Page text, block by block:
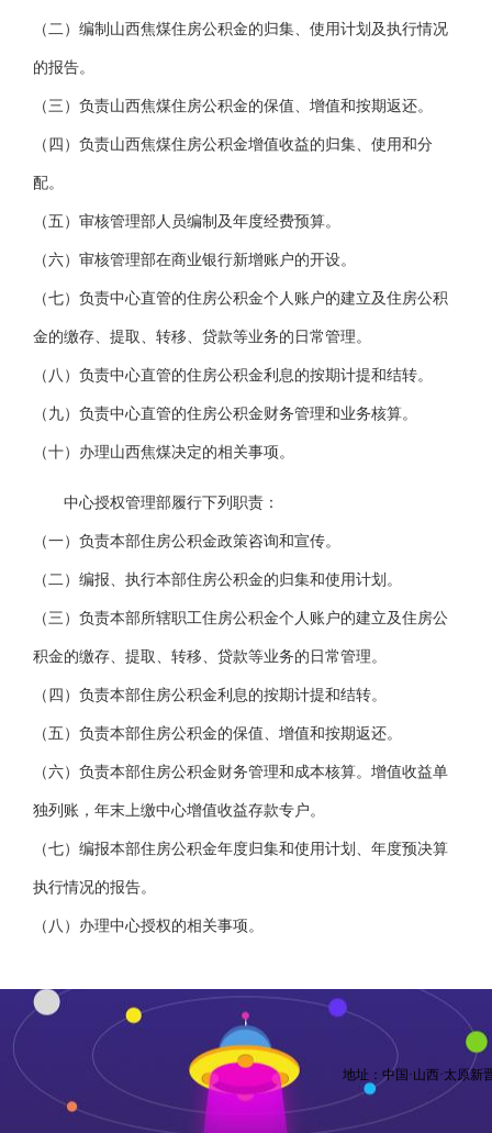
（二）编制山西焦煤住房公积金的归集、使用计划及执行情况
的报告。
（三）负责山西焦煤住房公积金的保值、增值和按期返还。
（四）负责山西焦煤住房公积金增值收益的归集、使用和分
配。
（五）审核管理部人员编制及年度经费预算。
（六）审核管理部在商业银行新增账户的开设。
（七）负责中心直管的住房公积金个人账户的建立及住房公积
金的缴存、提取、转移、贷款等业务的日常管理。
（八）负责中心直管的住房公积金利息的按期计提和结转。
（九）负责中心直管的住房公积金财务管理和业务核算。
（十）办理山西焦煤决定的相关事项。
中心授权管理部履行下列职责：
（一）负责本部住房公积金政策咨询和宣传。
（二）编报、执行本部住房公积金的归集和使用计划。
（三）负责本部所辖职工住房公积金个人账户的建立及住房公
积金的缴存、提取、转移、贷款等业务的日常管理。
（四）负责本部住房公积金利息的按期计提和结转。
（五）负责本部住房公积金的保值、增值和按期返还。
（六）负责本部住房公积金财务管理和成本核算。增值收益单
独列账，年末上缴中心增值收益存款专户。
（七）编报本部住房公积金年度归集和使用计划、年度预决算
执行情况的报告。
（八）办理中心授权的相关事项。
地址：中国·山西·太原新